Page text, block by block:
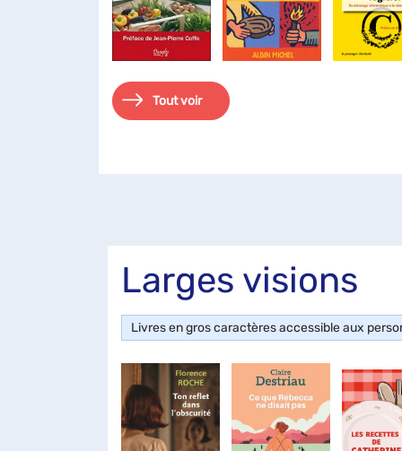
Tout voir
Larges visions
Livres en gros caractères accessible aux